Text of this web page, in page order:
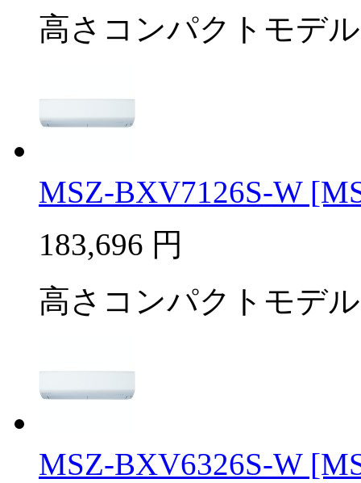
高さコンパクトモデル
MSZ-BXV7126S-W
183,696 円
高さコンパクトモデル
MSZ-BXV6326S-W